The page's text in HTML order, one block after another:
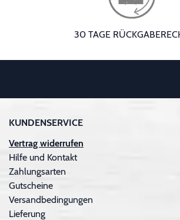
30 TAGE
KUNDENSERVICE
Vertrag widerrufen
Hilfe und Kontakt
Zahlungsarten
Gutscheine
Versandbedingungen
Lieferung